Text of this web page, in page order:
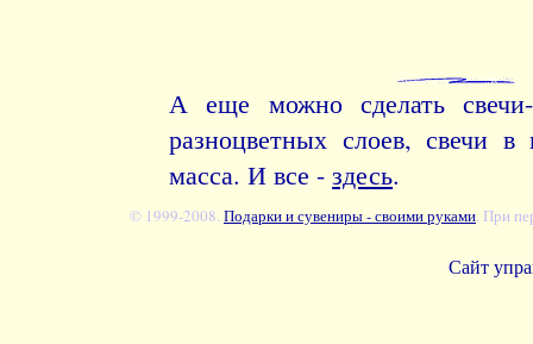
А еще можно сделать
разноцветных слоев, свечи
масса. И все -здесь.
© 1999-2008. Подарки и сувениры - своими руками. При
Сайт